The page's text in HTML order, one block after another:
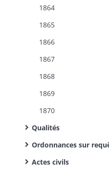
1864
1865
1866
1867
1868
1869
1870
Qualités
Ordonnances sur
Actes civils